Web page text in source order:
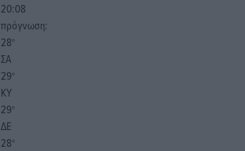
20:08
πρόγνωση:
28°
ΣΑ
29°
ΚΥ
29°
ΔΕ
28°